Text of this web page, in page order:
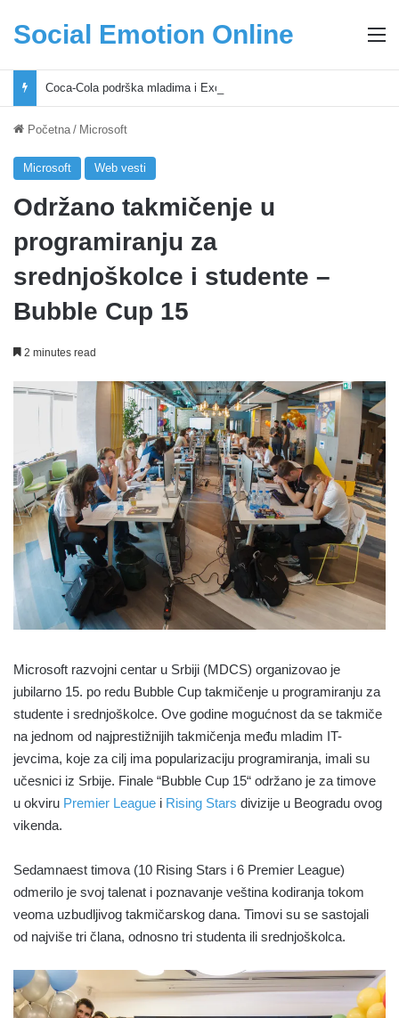
Social Emotion Online
Početna / Microsoft
Microsoft Web vesti
Održano takmičenje u
programiranju za
srednjoškolce i studente –
Bubble Cup 15
2 minutes read
Microsoft razvojni centar u Srbiji (MDCS) organizovao je
jubilarno 15. po redu Bubble Cup takmičenje u programiranju za
studente i srednjoškolce. Ove godine mogućnost da se takmiče
na jednom od najprestižnijih takmičenja među mladim IT-
jevcima, koje za cilj ima popularizaciju programiranja, imali su
učesnici iz Srbije. Finale “Bubble Cup 15“ održano je za timove
u okviru Premier League i Rising Stars divizije u Beogradu ovog
vikenda.
Sedamnaest timova (10 Rising Stars i 6 Premier League)
odmerilo je svoj talenat i poznavanje veština kodiranja tokom
veoma uzbudljivog takmičarskog dana. Timovi su se sastojali
od najviše tri člana, odnosno tri studenta ili srednjoškolca.